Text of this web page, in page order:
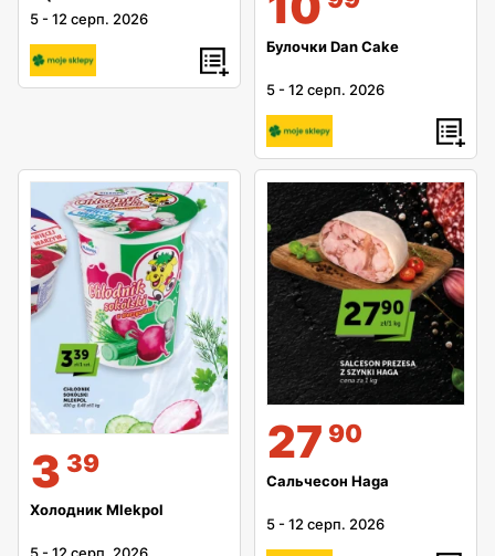
5 -12 серп. 2026
Булочки Dan Cake
5 -12 серп. 2026
3 39
Холодник Mlekpol
27 90
Сальчесон Haga
5 -12 серп. 2026